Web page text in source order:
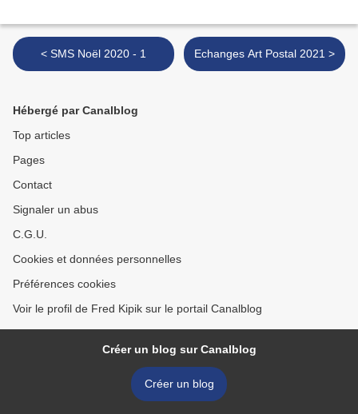
< SMS Noël 2020 - 1 Echanges Art Postal 2021 >
Hébergé par Canalblog
Top articles
Pages
Contact
Signaler un abus
C.G.U.
Cookies et données personnelles
Préférences cookies
Voir le profil de Fred Kipik sur le portail Canalblog
Créer un blog sur Canalblog
Créer un blog